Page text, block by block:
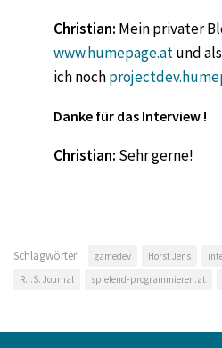
Christian: Mein privater
www.humepage.atund
ich noch
Danke für das Interview !
Christian: Sehr gerne!
Schlagwörter: gamedev Horst Jens
R.I.S. Journal
spielend-programmieren.at